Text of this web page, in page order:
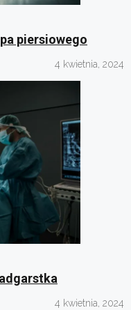
piersiowego
4 kwietnia, 2024
4 kwietnia, 2024